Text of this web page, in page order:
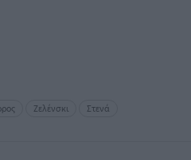
Ζελένσκι Στενά